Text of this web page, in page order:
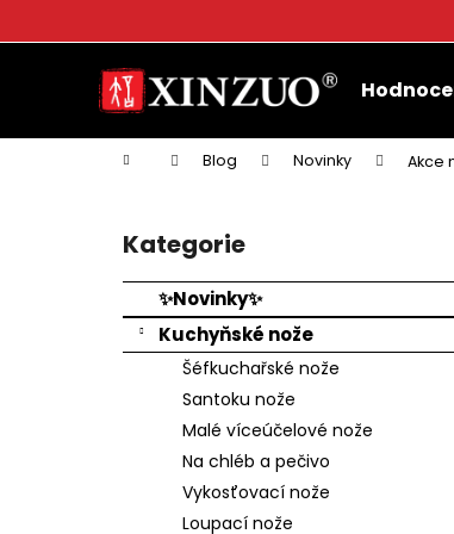
Domů Blog Novinky Akce
Přeskočit
kategorie
Kategorie
✨Novinky✨
Kuchyňské nože
Šéfkuchařské nože
Santoku nože
Malé víceúčelové nože
Na chléb a pečivo
Vykosťovací nože
Loupací nože
o
k